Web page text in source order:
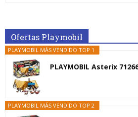
Ofertas Playmobil
PLAYMOBIL MÁS VENDIDO TOP 1
PLAYMOBIL Asterix
PLAYMOBIL MÁS VENDIDO TOP 2